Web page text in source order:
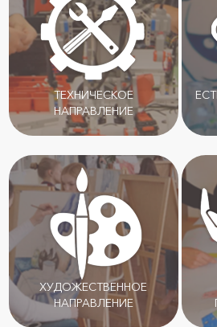
ТЕХНИЧЕСКОЕ
НАПРАВЛЕНИЕ
ХУДОЖЕСТВЕННОЕ
НАПРАВЛЕНИЕ